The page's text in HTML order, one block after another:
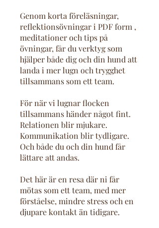
Genom korta föreläsningar,
reflektionsövningar i PDF form ,
meditationer och tips på
övningar, får du verktyg som
hjälper både dig och din hund att
landa i mer lugn och trygghet
tillsammans som ett team.
För när vi lugnar flocken
tillsammans händer något fint.
Relationen blir mjukare.
Kommunikation blir tydligare.
Och både du och din hund får
lättare att andas.
Det här är en resa där ni får
mötas som ett team, med mer
förståelse, mindre stress och en
djupare kontakt än tidigare.